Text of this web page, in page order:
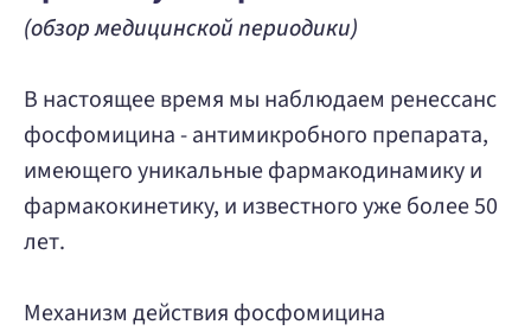
+7 (391) 204-14-77
(обзор медицинской периодики)
В настоящее время мы наблюдаем ренессанс
фосфомицина - антимикробного препарата,
имеющего уникальные фармакодинамику и
фармакокинетику, и известного уже более 50
лет.
Механизм действия фосфомицина